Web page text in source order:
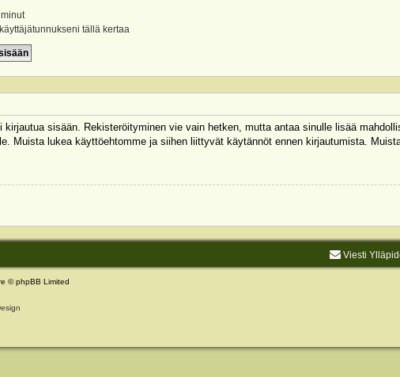
tällä kertaa
sisään. Rekisteröityminen vie vain hetken, mutta antaa sinulle lisää
Muista lukea käyttöehtomme ja siihen liittyvät käytännöt ennen kirjautumista.
Viesti
© phpBB Limited